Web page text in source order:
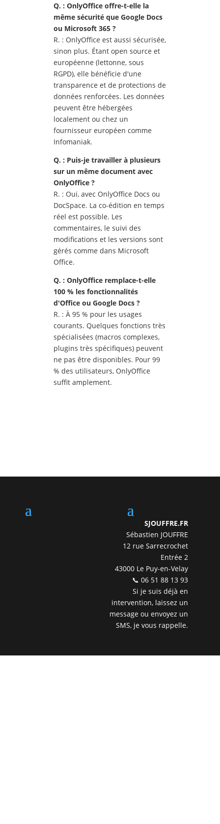
Q. : OnlyOffice offre-t-elle la
même sécurité que Google Docs
ou Microsoft 365 ?
R. : OnlyOffice est aussi sécurisée,
sinon plus. Étant open source et
européenne (lettonne, sous
RGPD), elle bénéficie d'une
transparence et de protections de
données renforcées. Les données
peuvent être hébergées
localement ou chez un
fournisseur européen comme
Infomaniak.
Q. : Puis-je travaillerà plusieurs
sur un même document avec
OnlyOffice ?
R. : Oui, avec OnlyOffice Docs ou
DocSpace. La co-édition en temps
réel est possible. Les
commentaires, le suivi des
modifications et les versions sont
gérés comme dans Microsoft
Office.
Q. : OnlyOffice remplace-t-elle
100 % les fonctionnalités
d'Office ou Google Docs ?
R. : À 95 % pour les usages
courants. Quelques fonctions très
spécialisées (macros complexes,
plugins très spécifiques) peuvent
ne pas être disponibles. Pour 99
% des utilisateurs, OnlyOffice
suffit amplement.
SJOUFFRE.FR
Sébastien JOUFFRE
12 rue Sarrecrochet
Entrée 2
43000 Le Puy-en-Velay
📞 06 51 88 13 93
Si je suis déjà en
intervention, laissez un
message ou envoyez un
SMS, je vous rappelle.